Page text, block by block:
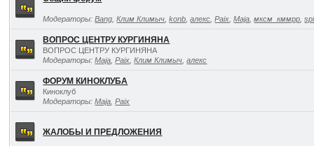
Модераторы:Bang ,Клим Климыч ,konb ,алекс ,Paix ,Maja ,мксм_кммрр ,
ВОПРОС ЦЕНТРУ КУРГИНЯНА
ВОПРОС ЦЕНТРУ КУРГИНЯНА
Модераторы:Maja ,Paix ,Клим Климыч ,алекс
ФОРУМ КИНОКЛУБА
Киноклуб
Модераторы:Maja ,Paix
ЖАЛОБЫ И ПРЕДЛОЖЕНИЯ